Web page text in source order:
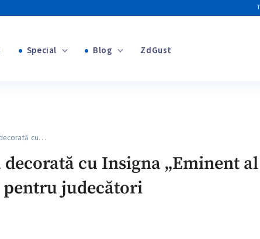
Special Blog ZdGust
cu…
cu Insigna „Eminent
judecători